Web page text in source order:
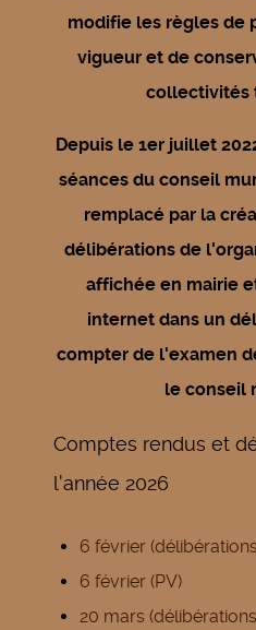
modifie les règles de
vigueur et de
collectivités
Depuis le 1er juillet
séances du conseil
remplacé par la
délibérations de
affichée en mairie
internet dans un
compter de l'examen
le conseil
Comptes rendus et
l'année 2026
6 février
6 février (PV)
20 mars